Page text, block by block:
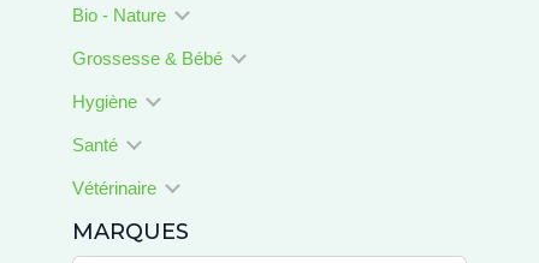
Bio - Nature
Grossesse & Bébé
Hygiène
Santé
Vétérinaire
MARQUES